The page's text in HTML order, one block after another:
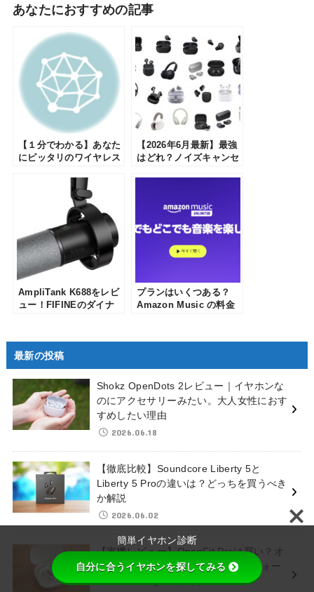
あなたにおすすめの記事
【１分でわかる】あなた
にピッタリのワイヤレス
【2026年6月最新】最強
はどれ？ノイズキャンセ
AmpliTank K688をレビ
ュー！FIFINEのダイナ
プランはいくつある？
Amazon Music の料金
わかりやすく解説
最新の投稿
Shokz OpenDots 2レビュー｜イヤホンな
のにアクセサリーみたい。大人女性におす
すめしたい理由
2026.06.18
【徹底比較】Soundcore Liberty 5と
Liberty 5 Proの違いは？どっちを買うべき
か解説
2026.06.02
【実機レビュー】OpenFit Proは買い？オ
ープンイヤーの常識を覆す音質と“フォー
カスモード”を本音評価
簡単イヤホン診断
自分に合うイヤホンを探してみる